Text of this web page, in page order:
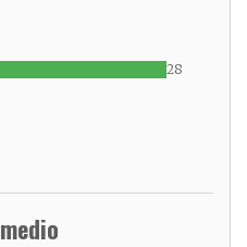
28